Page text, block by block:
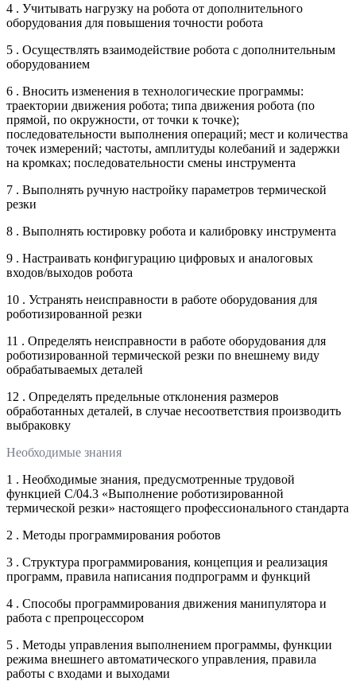
4 . Учитывать нагрузку на робота от дополнительного
оборудования для повышения точности робота
5 . Осуществлять взаимодействие робота с дополнительным
оборудованием
6 . Вносить изменения в технологические программы:
траектории движения робота; типа движения робота (по
прямой, по окружности, от точки к точке);
последовательности выполнения операций; мест и количества
точек измерений; частоты, амплитуды колебаний и задержки
на кромках; последовательности смены инструмента
7 . Выполнять ручную настройку параметров термической
резки
8 . Выполнять юстировку робота и калибровку инструмента
9 . Настраивать конфигурацию цифровых и аналоговых
входов/выходов робота
10 . Устранять неисправности в работе оборудования для
роботизированной резки
11 . Определять неисправности в работе оборудования для
роботизированной термической резки по внешнему виду
обрабатываемых деталей
12 . Определять предельные отклонения размеров
обработанных деталей, в случае несоответствия производить
выбраковку
Необходимые знания
1 . Необходимые знания, предусмотренные трудовой
функцией С/04.3 «Выполнение роботизированной
термической резки» настоящего профессионального стандарта
2 . Методы программирования роботов
3 . Структура программирования, концепция и реализация
программ, правила написания подпрограмм и функций
4 . Способы программирования движения манипулятора и
работа с препроцессором
5 . Методы управления выполнением программы, функции
режима внешнего автоматического управления, правила
работы с входами и выходами